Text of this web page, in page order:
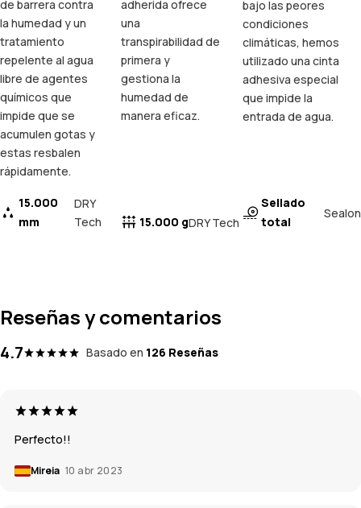
de barrera contra
la humedad y un
tratamiento
repelente al agua
libre de agentes
químicos que
impide que se
acumulen gotas y
estas resbalen
rápidamente.
15.000
mm
DRY
Tech
adherida ofrece
una
transpirabilidad de
primera y
gestiona la
humedad de
manera eficaz.
15.000 gDRY Tech
bajo las peores
condiciones
climáticas, hemos
utilizado una cinta
adhesiva especial
que impide la
entrada de agua.
Sellado
total
Sealon
Reseñas y comentarios
4.7 Basado en 126 Reseñas
Perfecto!!
Mireia 10 abr 2023